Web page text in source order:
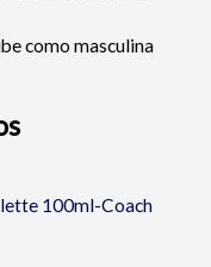
como masculina